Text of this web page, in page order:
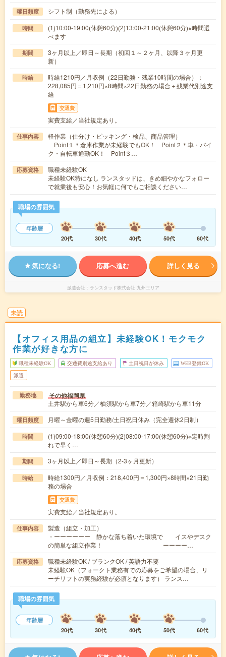
曜日頻度 シフト制（勤務先による）
時間
(1)10:00-19:00(休憩60分)(2)13:00-21:00(休憩60分)※時間選
べます
期間
3ヶ月以上／即日～長期（初回１～２ヶ月、以降３ヶ月更
新）
時給
時給1210円／月収例（22日勤務・残業10時間の場合）：
228,085円＝1,210円×8時間×22日勤務の場合＋残業代別途支
給
交通費
実費支給／当社規定あり。
仕事内容
軽作業（仕分け・ピッキング・検品、商品管理）
Point１＊倉庫作業が未経験でもOK！ Point２＊車・バイ
ク・自転車通勤OK！ Point３…
応募資格
職種未経験OK
未経験OK特になし ランスタッドは、きめ細やかなフォロー
で就業後も安心！お気軽に何でもご相談ください…
職場の雰囲気
年齢層
20代
30代 40代 50代 60代
気になる! 応募へ進む 詳しく見る
派遣会社 ランスタッド株式会社 九州エリア
未読
【オフィス用品の組立】未経験OK！モクモク
作業が好きな方に
職種未経験OK 交通費別途支給あり 土日祝日が休み WEB登録OK
派遣
勤務地 その他福岡県
土井駅から車6分／柚須駅から車7分／箱崎駅から車11分
曜日頻度 月曜～金曜の週5日勤務/土日祝日休み（完全週休2日制）
時間
(1)09:00-18:00(休憩60分)(2)08:00-17:00(休憩60分)※定時割
れで早く…
期間 3ヶ月以上／即日～長期（2-3ヶ月更新）
時給
時給1300円／月収例：218,400円＝1,300円×8時間×21日勤
務の場合
交通費
実費支給／当社規定あり。
仕事内容
製造（組立・加工）
・ーーーーーー 静かな落ち着いた環境で イスやデスク
の簡単な組立作業！ ーーーー…
応募資格
職種未経験OK / ブランクOK / 英語力不要
未経験OK（フォークト業務有での応募をご希望の場合、リ
ーチリフトの実務経験が必須となります） ランス…
職場の雰囲気
年齢層
20代
30代 40代 50代 60代